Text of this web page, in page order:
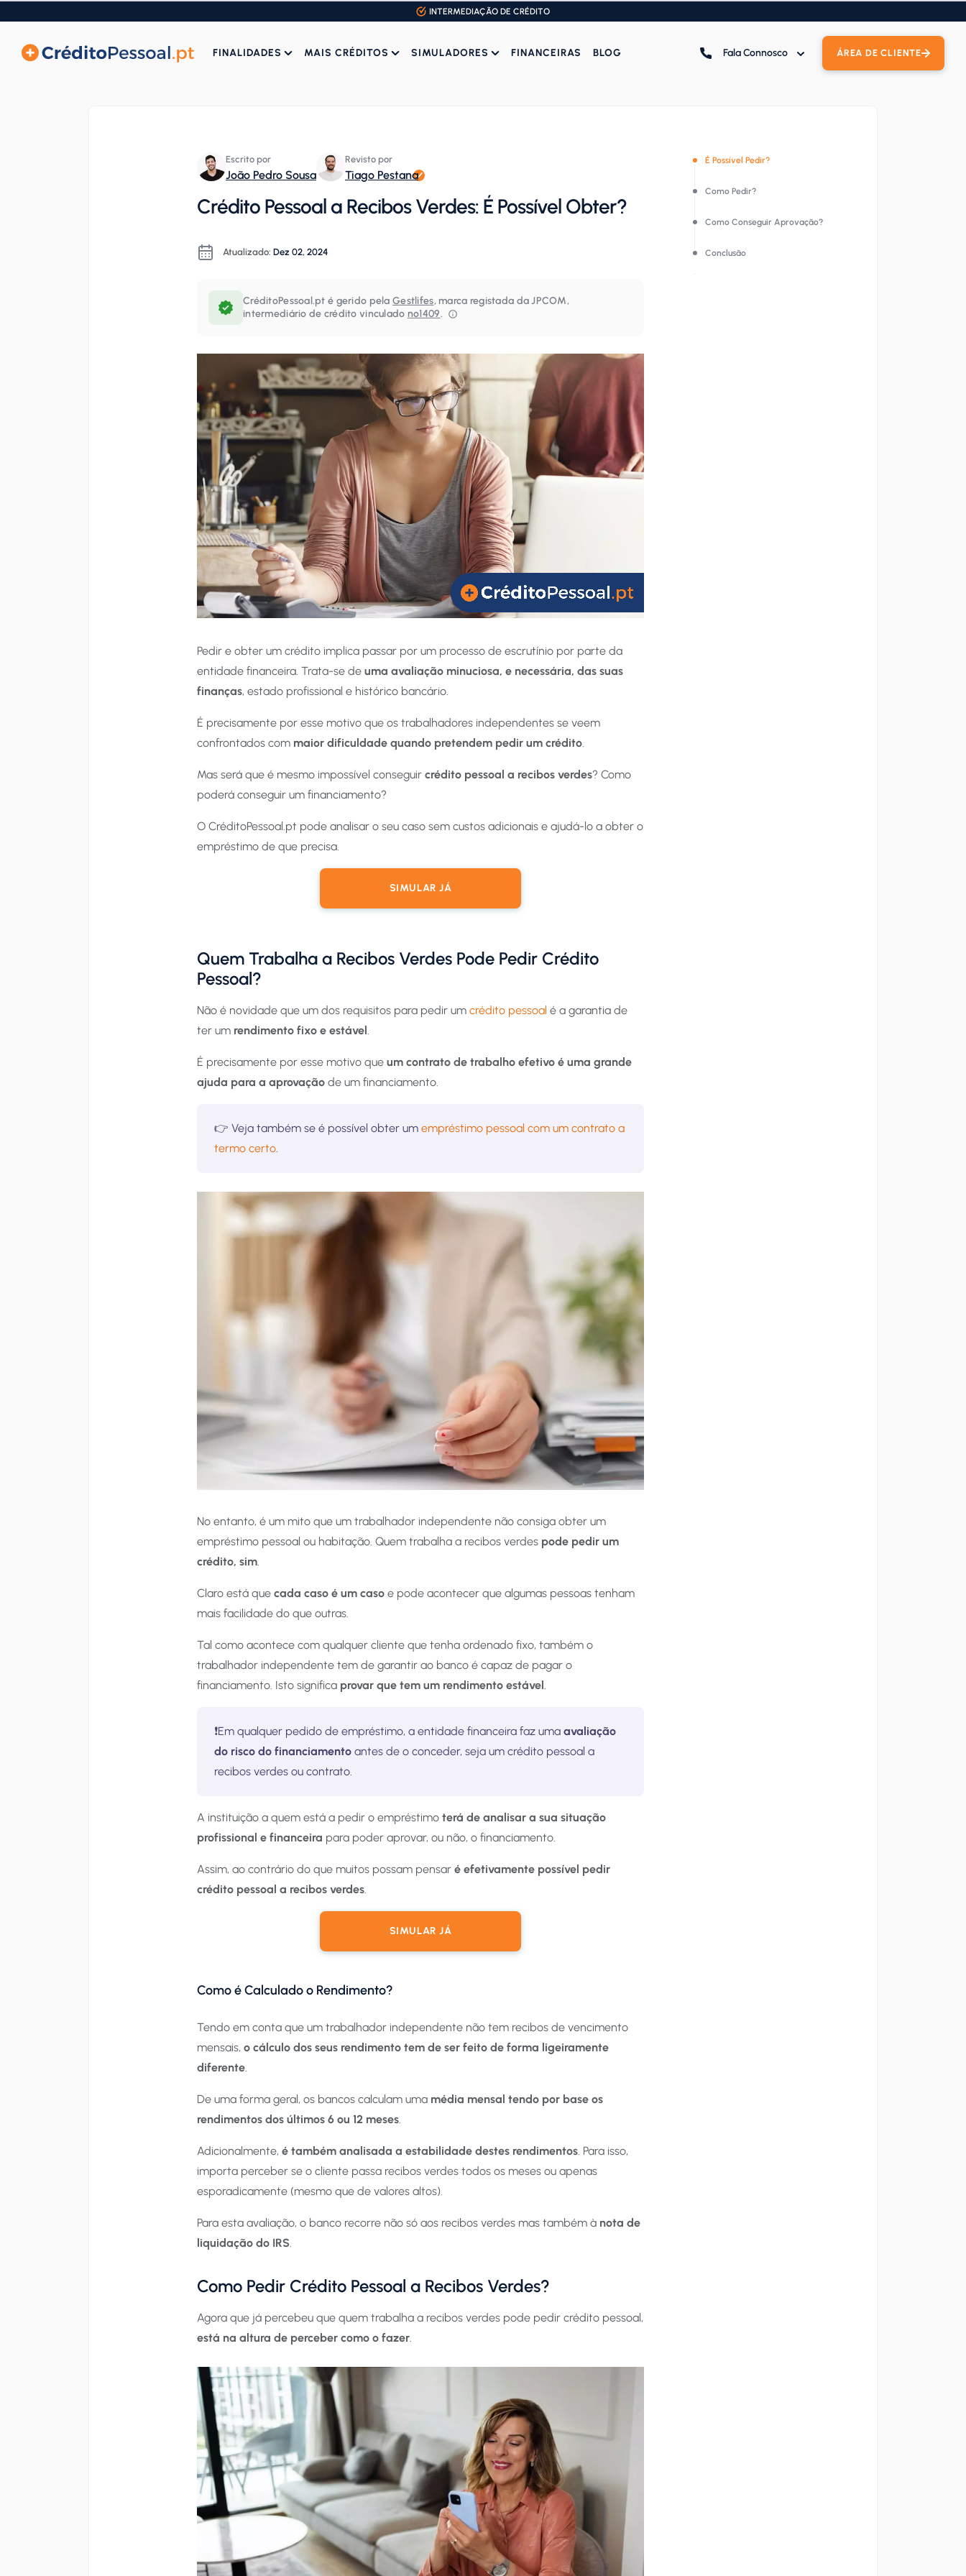
INTERMEDIAÇÃO DE CRÉDITO
FINALIDADES MAIS CRÉDITOS SIMULADORES FINANCEIRAS BLOG Fala Connosco ÁREA DE CLIENTE
Escrito por
João Pedro Sousa
Revisto por
Tiago Pestana
Crédito Pessoal a Recibos Verdes: É Possível Obter?
Atualizado: Dez 02, 2024
CréditoPessoal.pt é gerido pela Gestlifes, marca registada da JPCOM,
intermediário de crédito vinculado nº1409.⁠
Pedir e obter um crédito implica passar por um processo de escrutínio por parte da
entidade financeira. Trata-se de uma avaliação minuciosa, e necessária, das suas
finanças, estado profissional e histórico bancário.
É precisamente por esse motivo que os trabalhadores independentes se veem
confrontados com maior dificuldade quando pretendem pedir um crédito.
Mas será que é mesmo impossível conseguir crédito pessoal a recibos verdes? Como
poderá conseguir um financiamento?
O CréditoPessoal.pt pode analisar o seu caso sem custos adicionais e ajudá-lo a obter o
empréstimo de que precisa.
SIMULAR JÁ
Quem Trabalha a Recibos Verdes Pode Pedir Crédito
Pessoal?
Não é novidade que um dos requisitos para pedir um crédito pessoal é a garantia de
ter um rendimento fixo e estável.
É precisamente por esse motivo que um contrato de trabalho efetivo é uma grande
ajuda para a aprovação de um financiamento.
👉 Veja também se é possível obter um empréstimo pessoal com um contrato a
termo certo.
No entanto, é um mito que um trabalhador independente não consiga obter um
empréstimo pessoal ou habitação. Quem trabalha a recibos verdes pode pedir um
crédito, sim.
Claro está que cada caso é um caso e pode acontecer que algumas pessoas tenham
mais facilidade do que outras.
Tal como acontece com qualquer cliente que tenha ordenado fixo, também o
trabalhador independente tem de garantir ao banco é capaz de pagar o
financiamento. Isto significa provar que tem um rendimento estável.
❗️Em qualquer pedido de empréstimo, a entidade financeira faz uma avaliação
do risco do financiamento antes de o conceder, seja um crédito pessoal a
recibos verdes ou contrato.
A instituição a quem está a pedir o empréstimo terá de analisar a sua situação
profissional e financeira para poder aprovar, ou não, o financiamento.
Assim, ao contrário do que muitos possam pensar é efetivamente possível pedir
crédito pessoal a recibos verdes.
SIMULAR JÁ
Como é Calculado o Rendimento?
Tendo em conta que um trabalhador independente não tem recibos de vencimento
mensais, o cálculo dos seus rendimento tem de ser feito de forma ligeiramente
diferente.
De uma forma geral, os bancos calculam uma média mensal tendo por base os
rendimentos dos últimos 6 ou 12 meses.
Adicionalmente, é também analisada a estabilidade destes rendimentos. Para isso,
importa perceber se o cliente passa recibos verdes todos os meses ou apenas
esporadicamente (mesmo que de valores altos).
Para esta avaliação, o banco recorre não só aos recibos verdes mas também à nota de
liquidação do IRS.
Como Pedir Crédito Pessoal a Recibos Verdes?
Agora que já percebeu que quem trabalha a recibos verdes pode pedir crédito pessoal,
está na altura de perceber como o fazer.
É Possível Pedir?
Como Pedir?
Como Conseguir Aprovação?
Conclusão